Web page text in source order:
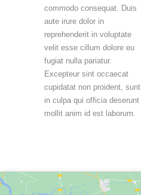
commodo consequat. Duis
aute irure dolor in
reprehenderit in voluptate
velit esse cillum dolore eu
fugiat nulla pariatur.
Excepteur sint occaecat
cupidatat non proident, sunt
in culpa qui officia deserunt
mollit anim id est laborum.